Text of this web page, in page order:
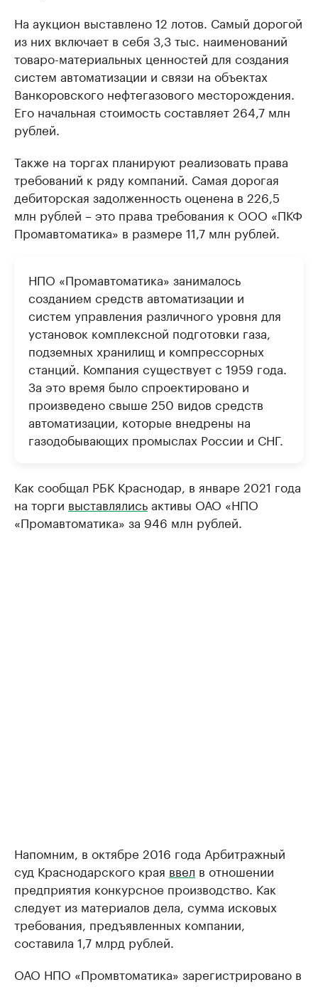
На аукцион выставлено 12 лотов. Самый дорогой
из них включает в себя 3,3 тыс. наименований
товаро-материальных ценностей для создания
систем автоматизации и связи на объектах
Ванкоровского нефтегазового месторождения.
Его начальная стоимость составляет 264,7 млн
рублей.
Также на торгах планируют реализовать права
требований к ряду компаний. Самая дорогая
дебиторская задолженность оценена в 226,5
млн рублей – это права требования к ООО «ПКФ
Промавтоматика» в размере 11,7 млн рублей.
НПО «Промавтоматика» занималось
созданием средств автоматизации и
систем управления различного уровня для
установок комплексной подготовки газа,
подземных хранилищ и компрессорных
станций. Компания существует с 1959 года.
За это время было спроектировано и
произведено свыше 250 видов средств
автоматизации, которые внедрены на
газодобывающих промыслах России и СНГ.
Как сообщал РБК Краснодар, в январе 2021 года
на торги выставлялисьактивы ОАО «НПО
«Промавтоматика» за 946 млн рублей.
Напомним, в октябре 2016 года Арбитражный
суд Краснодарского края ввел в отношении
предприятия конкурсное производство. Как
следует из материалов дела, сумма исковых
требования, предъявленных компании,
составила 1,7 млрд рублей.
ОАО НПО «Промвтоматика» зарегистрировано в